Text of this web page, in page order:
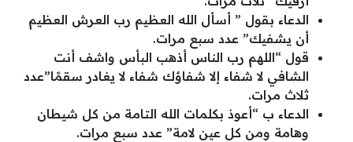
الدعاء بقول ” أسأل الله العظيم رب العرش العظيم
أن يشفيك” عدد سبع مرات.
قول “اللهم رب الناس أذهب البأس واشف أنت
الشافي لا شفاء إلا شفاؤك شفاء لا يغادر سقمًا”عدد
ثلاث مرات.
الدعاء ب “أعوذ بكلمات الله التامة من كل شيطان
وهامة ومن كل عين لامة” عدد سبع مرات.